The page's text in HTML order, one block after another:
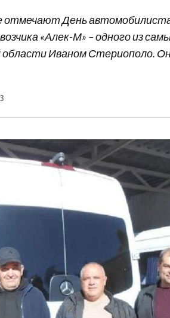
отмечают День
«Алек-М» – одного из
Иваном Стериополо.